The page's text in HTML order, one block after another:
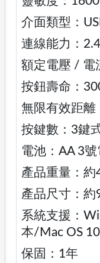
介面類型：
連線能力：
額定電壓 / 電
按鈕壽命：
無限有效距離
按鍵數：3鍵
電池：AA 3
產品重量：約
產品尺寸：
系統支援：
本/Mac OS
保固：1年